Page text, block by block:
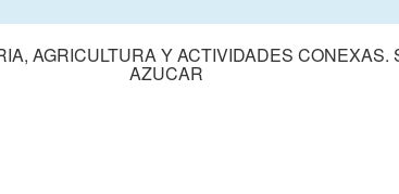
AGRICULTURA Y ACTIVIDADES
AZUCAR